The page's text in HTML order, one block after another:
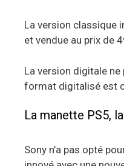
La version classique
et vendue au prix de
La version digitale
format digitalisé est
La manette PS5,
Sony n’a pas opté